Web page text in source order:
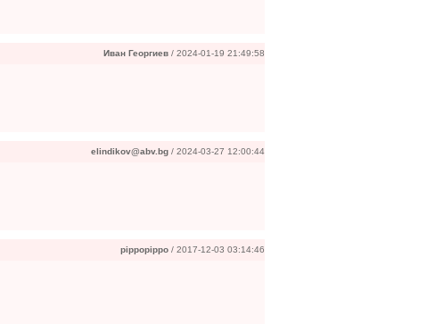
Иван Георгиев / 2024-01-19 21:49:58
elindikov@abv.bg / 2024-03-27 12:00:44
pippopippo / 2017-12-03 03:14:46